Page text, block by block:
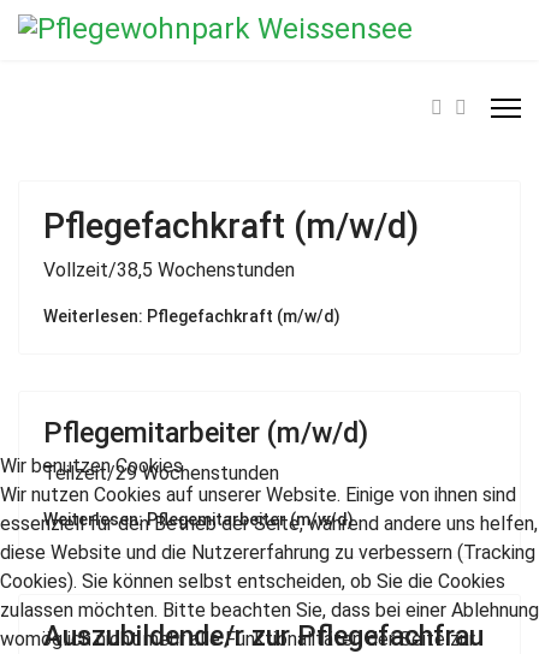
Pflegefachkraft (m/w/d)
Vollzeit/38,5 Wochenstunden
Weiterlesen: Pflegefachkraft (m/w/d)
Pflegemitarbeiter (m/w/d)
Teilzeit/29 Wochenstunden
Weiterlesen: Pflegemitarbeiter (m/w/d)
Auszubildende/r zur Pflegefachfrau
Wir benutzen Cookies
Wir nutzen Cookies auf unserer Website. Einige von ihnen sind
essenziell für den Betrieb der Seite, während andere uns helfen,
diese Website und die Nutzererfahrung zu verbessern (Tracking
Cookies). Sie können selbst entscheiden, ob Sie die Cookies
zulassen möchten. Bitte beachten Sie, dass bei einer Ablehnung
womöglich nicht mehr alle Funktionalitäten der Seite zur